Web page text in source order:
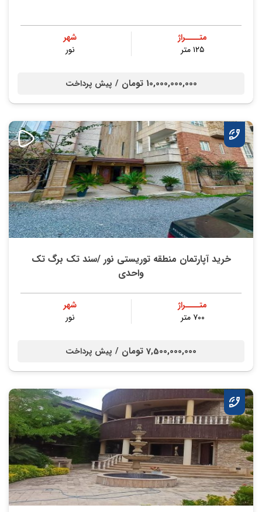
متــــراژ
۱۲۵ متر
شهر
نور
10,000,000,000 تومان / پیش پرداخت
خرید آپارتمان منطقه توریستی نور /سند تک برگ تک
واحدی
متــــراژ
۷۰۰ متر
شهر
نور
7,500,000,000 تومان / پیش پرداخت